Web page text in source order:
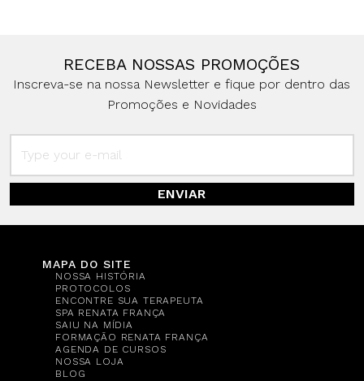
RECEBA NOSSAS PROMOÇÕES
Inscreva-se na nossa Newsletter e fique por dentro das
Promoções e Novidades
ENVIAR
MAPA DO SITE
NOSSA HISTÓRIA
PROTOCOLOS
ENCONTRE SUA TERAPEUTA
SPA RENATA FRANÇA
SAIU NA MÍDIA
FORMAÇÃO RENATA FRANÇA
AGENDA DE CURSOS
NOSSA LOJA
BLOG